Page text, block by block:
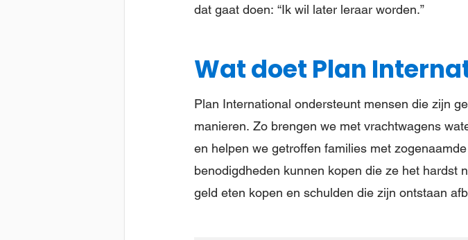
dat gaat doen: “Ik wil later leraar worden.”
Wat doet Plan
Plan International ondersteunt mensen die zijn
manieren. Zo brengen we met vrachtwagens
en helpen we getroffen families met
benodigdheden kunnen kopen die ze het hardst
geld eten kopen en schulden die zijn ontstaan